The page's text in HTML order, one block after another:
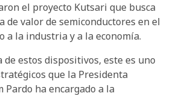
el proyecto Kutsari que busca
de valor de semiconductores en el
a la industria y a la economía.
de estos dispositivos, este es uno
que la Presidenta
Pardo ha encargado a la